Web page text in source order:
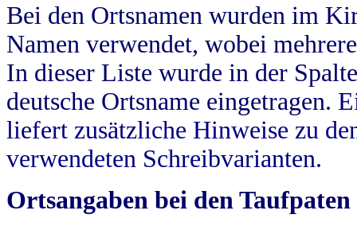
Bei den Ortsnamen wurden im
Namen verwendet, wobei
In dieser Liste wurde in der
deutsche Ortsname eingetragen.
liefert zusätzliche Hinweise zu
verwendeten Schreibvarianten.
Ortsangaben bei den Taufpaten